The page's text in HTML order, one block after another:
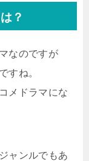
？
なのですが
すね。
メドラマにな
ャンルでもあ